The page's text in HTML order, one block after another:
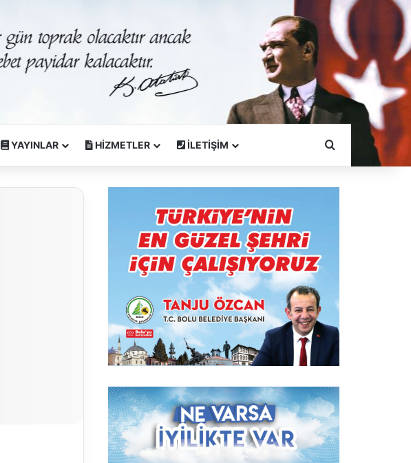
YAYINLAR HİZMETLER İLETİŞİM Arama Yapın